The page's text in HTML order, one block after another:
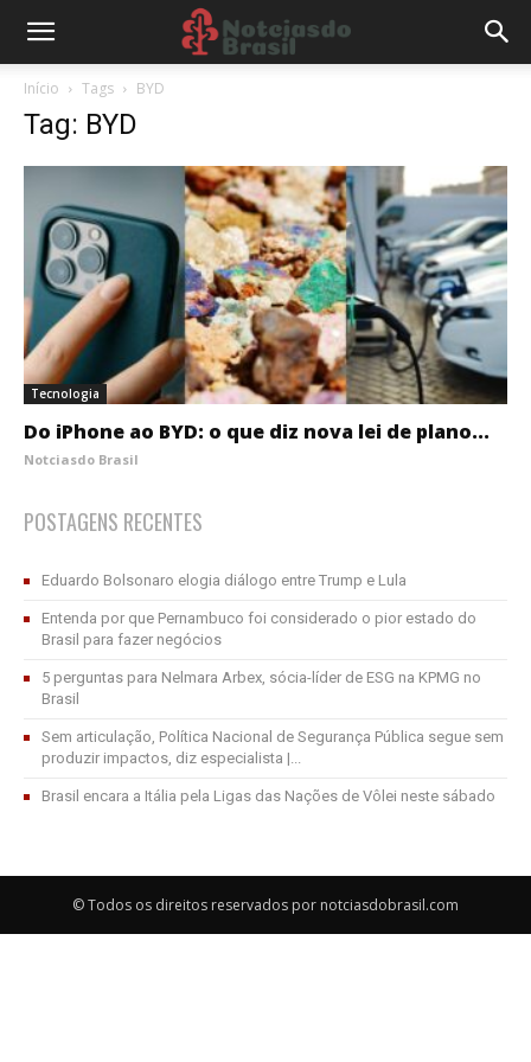
Início Tags BYD
Tag: BYD
Tecnologia
Do iPhone ao BYD: o que diz nova lei de plano...
Notciasdo Brasil
POSTAGENS RECENTES
Eduardo Bolsonaro elogia diálogo entre Trump e Lula
Entenda por que Pernambuco foi considerado o pior estado do
Brasil para fazer negócios
5 perguntas para Nelmara Arbex, sócia-líder de ESG na KPMG no
Brasil
Sem articulação, Política Nacional de Segurança Pública segue sem
produzir impactos, diz especialista |...
Brasil encara a Itália pela Ligas das Nações de Vôlei neste sábado
© Todos os direitos reservados por notciasdobrasil.com